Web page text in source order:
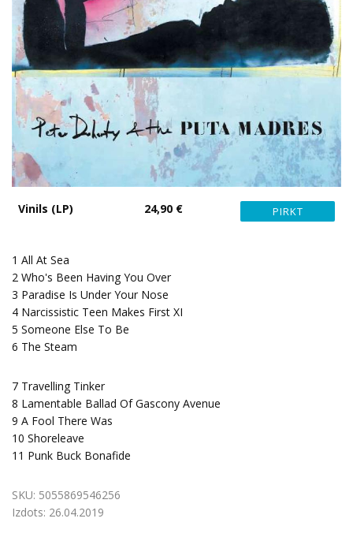
Vinils (LP) 24,90 €
1 All At Sea
2 Who's Been Having You Over
3 Paradise Is Under Your Nose
4 Narcissistic Teen Makes First XI
5 Someone Else To Be
6 The Steam
7 Travelling Tinker
8 Lamentable Ballad Of Gascony Avenue
9 A Fool There Was
10 Shoreleave
11 Punk Buck Bonafide
SKU: 5055869546256
Izdots: 26.04.2019